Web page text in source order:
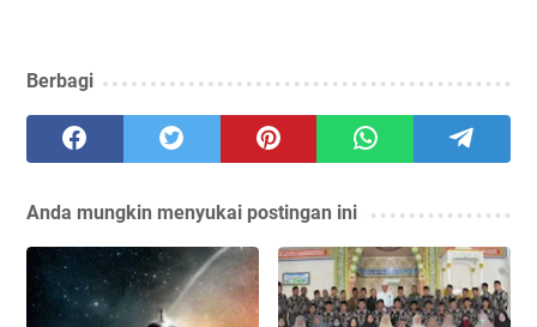
Berbagi
Anda mungkin menyukai postingan ini